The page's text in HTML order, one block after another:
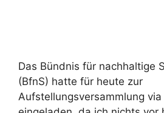
Das Bündnis für nachhaltige
(BfnS) hatte für heute zur
Aufstellungsversammlung